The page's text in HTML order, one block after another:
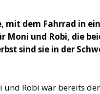
mit dem Fahrrad in
Moni und Robi, die
sind sie in der
Robi war bereits